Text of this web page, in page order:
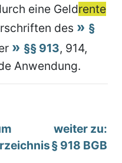
eine Geldrente
des
§
§§ 913, 914,
Anwendung.
weiter zu:
§ 918 BGB